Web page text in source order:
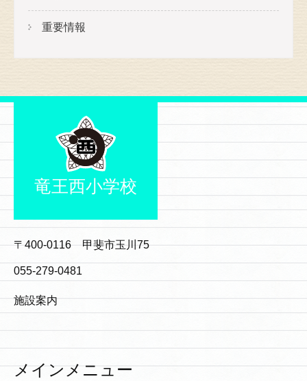
重要情報
竜王西小学校
〒400-0116 甲斐市玉川75
055-279-0481
施設案内
メインメニュー